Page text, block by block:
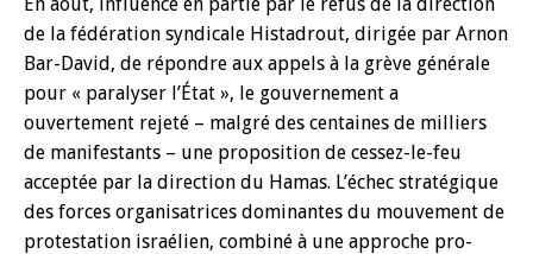
de la fédération syndicale Histadrout, dirigée par Arnon
Bar-David, de répondre aux appels à la grève générale
pour « paralyser l’État », le gouvernement a
ouvertement rejeté – malgré des centaines de milliers
de manifestants – une proposition de cessez-le-feu
acceptée par la direction du Hamas. L’échec stratégique
des forces organisatrices dominantes du mouvement de
protestation israélien, combiné à une approche pro-